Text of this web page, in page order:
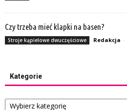
Czy trzeba mieć klapki na basen?
Stroje kąpielowe dwuczęściowe Redakcja -
Kategorie
Kategorie